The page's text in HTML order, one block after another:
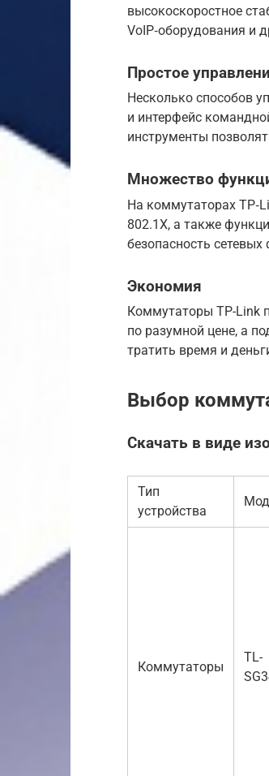
высокоскоростное
VoIP‑оборудования и
Простое
Несколько способов
и интерфейс
инструменты
Множество
На коммутаторах
802.1X, а также
безопасность
Экономия
Коммутаторы TP-Link
по разумной цене, а
тратить время и
Выбор
Скачать в виде
Тип
устройства
Коммутаторы
TL-